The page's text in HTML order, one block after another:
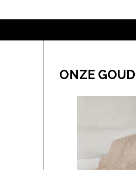
ONZE